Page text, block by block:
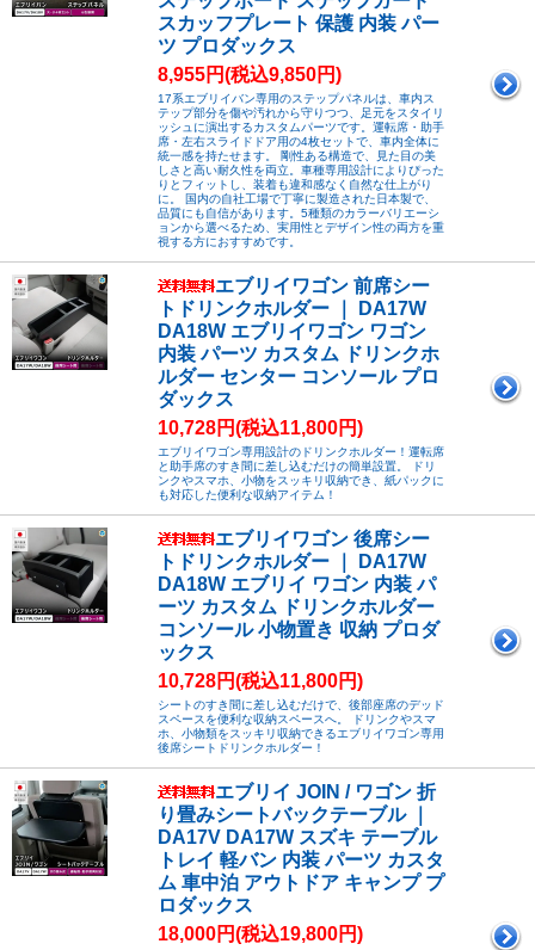
スカッフプレート 保護 内装 パー
ツ プロダックス
8,955円(税込9,850円)
17系エブリイバン専用のステップパネルは、車内ス
テップ部分を傷や汚れから守りつつ、足元をスタイリ
ッシュに演出するカスタムパーツです。運転席・助手
席・左右スライドドア用の4枚セットで、車内全体に
統一感を持たせます。 剛性ある構造で、見た目の美
しさと高い耐久性を両立。車種専用設計によりぴった
りとフィットし、装着も違和感なく自然な仕上がり
に。 国内の自社工場で丁寧に製造された日本製で、
品質にも自信があります。5種類のカラーバリエーシ
ョンから選べるため、実用性とデザイン性の両方を重
視する方におすすめです。
エブリイワゴン 前席シー
トドリンクホルダー ｜ DA17W
DA18W エブリイワゴン ワゴン
内装 パーツ カスタム ドリンクホ
ルダー センター コンソール プロ
ダックス
10,728円(税込11,800円)
エブリイワゴン専用設計のドリンクホルダー！運転席
と助手席のすき間に差し込むだけの簡単設置。 ドリ
ンクやスマホ、小物をスッキリ収納でき、紙パックに
も対応した便利な収納アイテム！
エブリイワゴン 後席シー
トドリンクホルダー ｜ DA17W
DA18W エブリイ ワゴン 内装 パ
ーツ カスタム ドリンクホルダー
コンソール 小物置き 収納 プロダ
ックス
10,728円(税込11,800円)
シートのすき間に差し込むだけで、後部座席のデッド
スペースを便利な収納スペースへ。 ドリンクやスマ
ホ、小物類をスッキリ収納できるエブリイワゴン専用
後席シートドリンクホルダー！
エブリイ JOIN / ワゴン 折
り畳みシートバックテーブル ｜
DA17V DA17W スズキ テーブル
トレイ 軽バン 内装 パーツ カスタ
ム 車中泊 アウトドア キャンプ プ
ロダックス
18,000円(税込19,800円)